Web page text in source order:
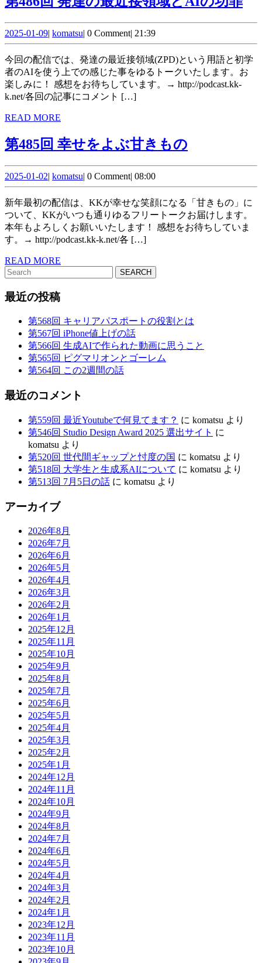
テ
ィ
一
日
て
な
ら
ず
発
達
領
域
と
AI
2025-01-092025-
01-
09
| komatsukomatsu
| 0 Comment| 21:39
今回の配信では、発達の最近接領域(ZPD)という用語と初学
者のAIを使う上での感じた事をゆるトークいたします。お
楽しみに！ 感想をお待ちしています。→ http://podcast.kk-
k.net/各回の記事にコメント […]
READ MORE
第485回 幸せをよぶ甘きもの
幸
せ
を
も
の
2025-01-022025-
01-
02
| komatsukomatsu
| 0 Comment| 08:00
新年最初の配信は、KKが幸せな笑顔になる「甘きもの」に
ついて、KKがいつも通りゆるフリートークお届けします。
本年もよろしくお願いいたします！ 感想をお待ちしていま
す。→ http://podcast.kk-k.net/各 […]
READ MORE
Search
for:
最近の投稿
第568回 キャリアパスポートの役割とは
第567回 iPhone値上げの話
第566回 生成AIで作られた動画に思うこと
第565回 ピグマリオンとゴーレム
第564回 この2週間の話
最近のコメント
第559回 最近Youtubeで何見てます？ に komatsu より
第546回 Studio Design Award 2025 選出サイト に
komatsu より
第520回 世代間ギャップと忖度の国 に komatsu より
第518回 大学生と生成系AIについて に komatsu より
第513回 7月5日の話 に komatsu より
アーカイブ
2026年8月
2026年7月
2026年6月
2026年5月
2026年4月
2026年3月
2026年2月
2026年1月
2025年12月
2025年11月
2025年10月
2025年9月
2025年8月
2025年7月
2025年6月
2025年5月
2025年4月
2025年3月
2025年2月
2025年1月
2024年12月
2024年11月
2024年10月
2024年9月
2024年8月
2024年7月
2024年6月
2024年5月
2024年4月
2024年3月
2024年2月
2024年1月
2023年12月
2023年11月
2023年10月